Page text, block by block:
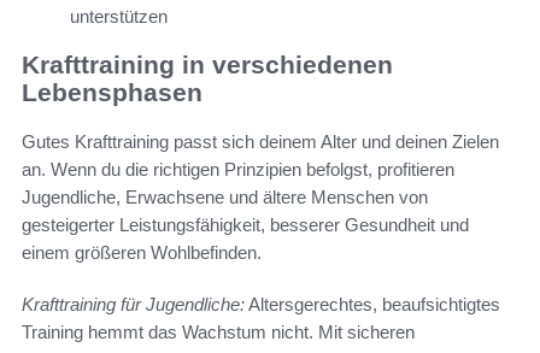
unterstützen
Krafttraining in verschiedenen
Lebensphasen
Gutes Krafttraining passt sich deinem Alter und deinen Zielen
an. Wenn du die richtigen Prinzipien befolgst, profitieren
Jugendliche, Erwachsene und ältere Menschen von
gesteigerter Leistungsfähigkeit, besserer Gesundheit und
einem größeren Wohlbefinden.
Krafttraining für Jugendliche:Altersgerechtes, beaufsichtigtes
Training hemmt das Wachstum nicht. Mit sicheren